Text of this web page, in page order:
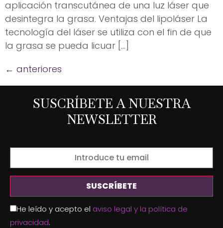
aplicación transcutánea de una luz láser que
desintegra la grasa. Ventajas del lipoláser La
tecnología del láser se utiliza con el fin de que
la grasa se pueda licuar […]
← anteriores
SUSCRÍBETE A NUESTRA
NEWSLETTER
He leído y acepto el aviso legal y la política de
privacidad.